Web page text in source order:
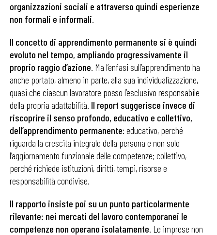
organizzazioni sociali e attraverso quindi esperienze
non formali e informali.
Il concetto di apprendimento permanente si è quindi
evoluto nel tempo, ampliando progressivamente il
proprio raggio d’azione. Ma l’enfasi sull’apprendimento ha
anche portato, almeno in parte, alla sua individualizzazione,
quasi che ciascun lavoratore posso l’esclusivo responsabile
della propria adattabilità. Il report suggerisce invece di
riscoprire il senso profondo, educativo e collettivo,
dell’apprendimento permanente: educativo, perché
riguarda la crescita integrale della persona e non solo
l’aggiornamento funzionale delle competenze; collettivo,
perché richiede istituzioni, diritti, tempi, risorse e
responsabilità condivise.
Il rapporto insiste poi su un punto particolarmente
rilevante: nei mercati del lavoro contemporanei le
competenze non operano isolatamente. Le imprese non